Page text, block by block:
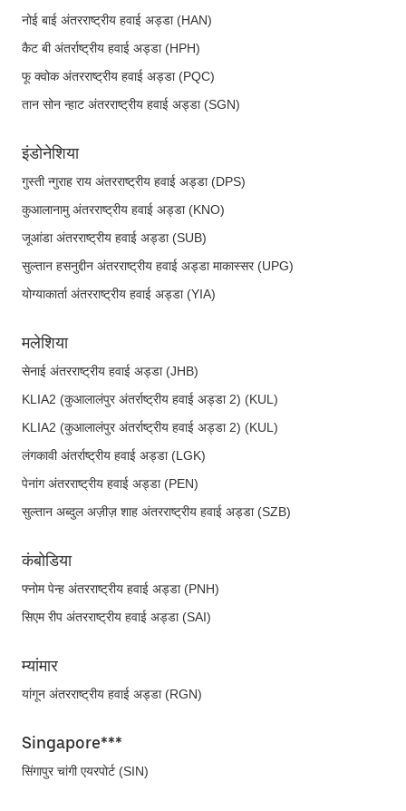
नोई बाई अंतरराष्ट्रीय हवाई अड्डा (HAN)
कैट बी अंतर्राष्ट्रीय हवाई अड्डा (HPH)
फू क्वोक अंतरराष्ट्रीय हवाई अड्डा (PQC)
तान सोन न्हाट अंतरराष्ट्रीय हवाई अड्डा (SGN)
इंडोनेशिया
गुस्ती न्गुराह राय अंतरराष्ट्रीय हवाई अड्डा (DPS)
कुआलानामु अंतरराष्ट्रीय हवाई अड्डा (KNO)
जूआंडा अंतरराष्ट्रीय हवाई अड्डा (SUB)
सुल्तान हसनुद्दीन अंतरराष्ट्रीय हवाई अड्डा माकास्सर (UPG)
योग्याकार्ता अंतरराष्ट्रीय हवाई अड्डा (YIA)
मलेशिया
सेनाई अंतरराष्ट्रीय हवाई अड्डा (JHB)
KLIA2 (कुआलालंपुर अंतर्राष्ट्रीय हवाई अड्डा 2) (KUL)
KLIA2 (कुआलालंपुर अंतर्राष्ट्रीय हवाई अड्डा 2) (KUL)
लंगकावी अंतर्राष्ट्रीय हवाई अड्डा (LGK)
पेनांग अंतरराष्ट्रीय हवाई अड्डा (PEN)
सुल्तान अब्दुल अज़ीज़ शाह अंतरराष्ट्रीय हवाई अड्डा (SZB)
कंबोडिया
फ्नोम पेन्ह अंतरराष्ट्रीय हवाई अड्डा (PNH)
सिएम रीप अंतरराष्ट्रीय हवाई अड्डा (SAI)
म्यांमार
यांगून अंतरराष्ट्रीय हवाई अड्डा (RGN)
Singapore***
सिंगापुर चांगी एयरपोर्ट (SIN)